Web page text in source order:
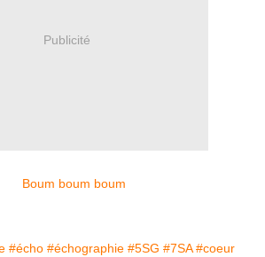
Publicité
#écho #échographie #5SG #7SA #coeur